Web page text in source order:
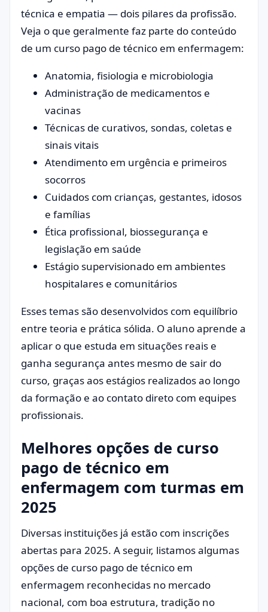
técnica e empatia — dois pilares da profissão.
Veja o que geralmente faz parte do conteúdo
de um curso pago de técnico em enfermagem:
Anatomia, fisiologia e microbiologia
Administração de medicamentos e
vacinas
Técnicas de curativos, sondas, coletas e
sinais vitais
Atendimento em urgência e primeiros
socorros
Cuidados com crianças, gestantes, idosos
e famílias
Ética profissional, biossegurança e
legislação em saúde
Estágio supervisionado em ambientes
hospitalares e comunitários
Esses temas são desenvolvidos com equilíbrio
entre teoria e prática sólida. O aluno aprende a
aplicar o que estuda em situações reais e
ganha segurança antes mesmo de sair do
curso, graças aos estágios realizados ao longo
da formação e ao contato direto com equipes
profissionais.
Melhores opções de curso
pago de técnico em
enfermagem com turmas em
2025
Diversas instituições já estão com inscrições
abertas para 2025. A seguir, listamos algumas
opções de curso pago de técnico em
enfermagem reconhecidas no mercado
nacional, com boa estrutura, tradição no